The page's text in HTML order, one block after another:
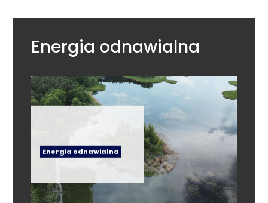
Energia odnawialna
Energia odnawialna